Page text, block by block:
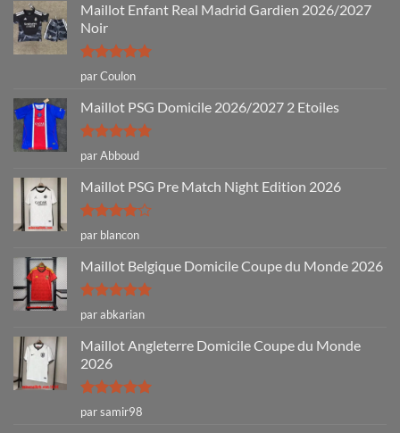
Maillot Enfant Real Madrid Gardien 2026/2027
Noir
Note5sur
5
par Coulon
Maillot PSG Domicile 2026/2027 2 Etoiles
Note5sur
5
par Abboud
Maillot PSG Pre Match Night Edition 2026
Note4
sur 5
par blancon
Maillot Belgique Domicile Coupe du Monde 2026
Note5sur
5
par abkarian
Maillot Angleterre Domicile Coupe du Monde
2026
Note5sur
5
par samir98